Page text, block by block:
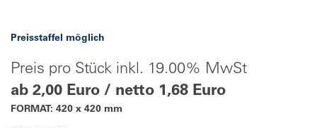
Preisstaffel möglich
Preis pro Stück inkl. 19.00% MwSt
ab 2,00 Euro / netto 1,68 Euro
FORMAT: 420 x 420 mm